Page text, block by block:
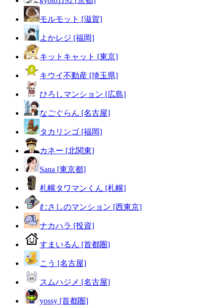
モルモット [滋賀]
よかレジ [福岡]
キットキャット [東京]
キウイ不動産 [埼玉県]
ひろしマンション [広島]
なごぐらん [名古屋]
タカリンゴ [福岡]
カネー [北関東]
Sana [東京都]
札幌タワマンくん [札幌]
むさしのマンション [西東京]
ナカハラ [投資]
すまいるん [首都圏]
こう [名古屋]
スムハジメ [名古屋]
yossy [首都圏]